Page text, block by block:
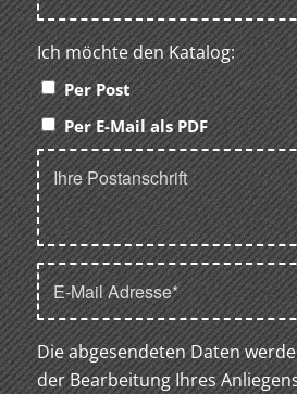
Ich möchte den Katalog:
Per Post
Per E-Mail als PDF
Die abgesendeten Daten
der Bearbeitung Ihres